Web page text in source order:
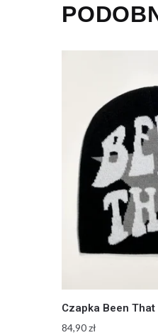
Czapka Been That
84,90zł